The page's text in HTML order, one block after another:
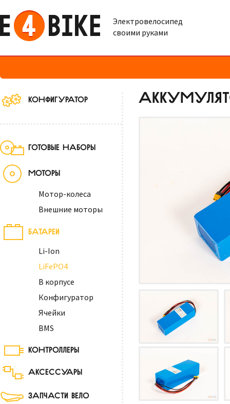
Электровелосипед
своими руками
КОНФИГУРАТОР
ГОТОВЫЕ НАБОРЫ
МОТОРЫ
Мотор-колеса
Внешние моторы
БАТАРЕИ
Li-Ion
LiFePO4
В корпусе
Конфигуратор
Ячейки
BMS
КОНТРОЛЛЕРЫ
АКСЕССУАРЫ
ЗАПЧАСТИ ВЕЛО